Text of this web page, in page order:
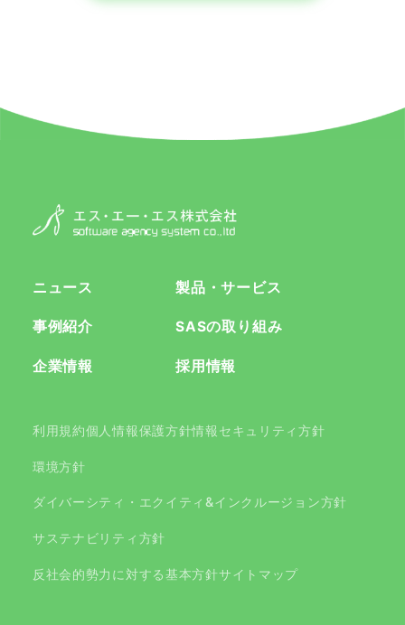
ニュース 製品・サービス
事例紹介 SASの取り組み
企業情報 採用情報
利用規約個人情報保護方針情報セキュリティ方針
環境方針
ダイバーシティ・エクイティ&インクルージョン方針
サステナビリティ方針
反社会的勢力に対する基本方針サイトマップ